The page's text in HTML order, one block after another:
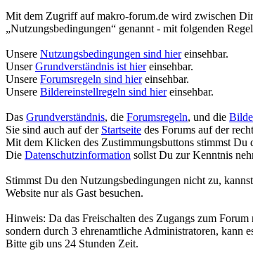
Mit dem Zugriff auf makro-forum.de wird zwischen
„Nutzungsbedingungen“ genannt - mit folgenden
Unsere Nutzungsbedingungen sind hiereinsehbar.
UnserGrundverständnis ist hiereinsehbar.
Unsere Forumsregeln sind hiereinsehbar.
Unsere Bildereinstellregeln sind hiereinsehbar.
Das Grundverständnis, die Forumsregeln, und die
Sie sind auch auf der Startseite des Forums auf der
Mit dem Klicken des Zustimmungsbuttons stimmst Du
Die Datenschutzinformation sollst Du zur Kenntnis
Stimmst Du den Nutzungsbedingungen nicht zu,
Website nur als Gast besuchen.
Hinweis: Da das Freischalten des Zugangs zum
sondern durch 3 ehrenamtliche Administratoren, kann
Bitte gib uns 24 Stunden Zeit.